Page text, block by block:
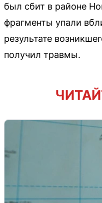
был сбит в районе
фрагменты упали
результате
получил травмы.